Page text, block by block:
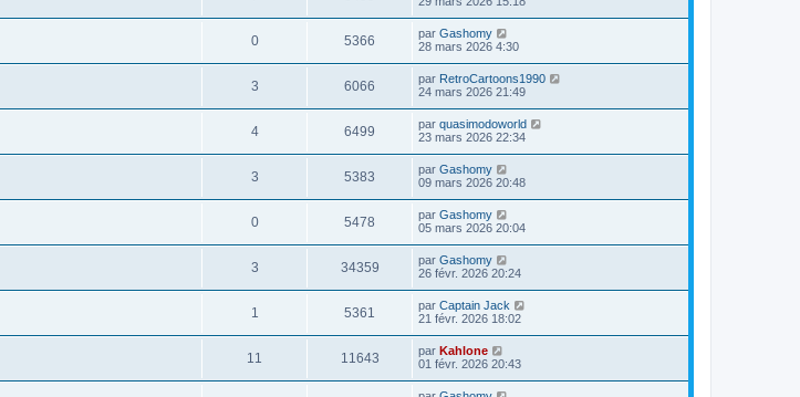
0 5366 par Gashomy
28 mars 2026 4:30
3 6066 par RetroCartoons1990
24 mars 2026 21:49
4 6499 par quasimodoworld
23 mars 2026 22:34
3 5383 par Gashomy
09 mars 2026 20:48
0 5478 par Gashomy
05 mars 2026 20:04
3 34359 par Gashomy
26 févr. 2026 20:24
1 5361 par Captain Jack
21 févr. 2026 18:02
11 11643 par Kahlone
01 févr. 2026 20:43